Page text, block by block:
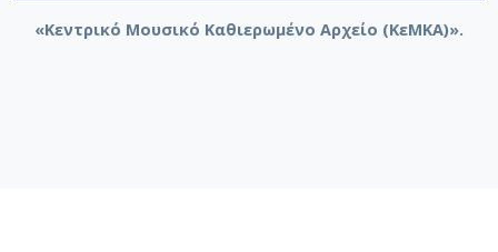
«Κεντρικό Μουσικό Καθιερωμένο Αρχείο (ΚεΜΚΑ)».